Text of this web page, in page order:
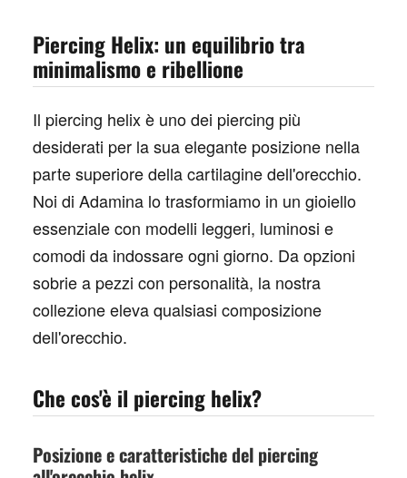
Piercing Helix: un equilibrio tra
minimalismo e ribellione
Il piercing helixè uno dei piercing più
desiderati per la sua elegante posizione nella
parte superiore della cartilagine dell'orecchio.
Noi di Adamina lo trasformiamo in un gioiello
essenziale con modelli leggeri, luminosi e
comodi da indossare ogni giorno. Da opzioni
sobrie a pezzi con personalità, la nostra
collezione eleva qualsiasi composizione
dell'orecchio.
Che cos'è il piercing helix?
Posizione e caratteristiche del piercing